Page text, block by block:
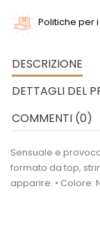
Politiche per
DESCRIZIONE
DETTAGLI DEL
COMMENTI (0)
Sensuale e
formato da top,
apparire. • Colore: